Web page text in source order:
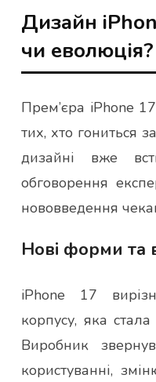
Дизайн
чи еволюція?
Прем’єра iPhone
тих, хто гониться
дизайні вже
обговорення
нововведення
Нові форми та
iPhone 17
корпусу, яка
Виробник
користуванні,